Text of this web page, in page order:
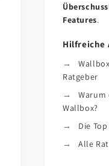
Features.
Hilfreiche
Ratgeber
Warum
Wallbox?
Die
Alle